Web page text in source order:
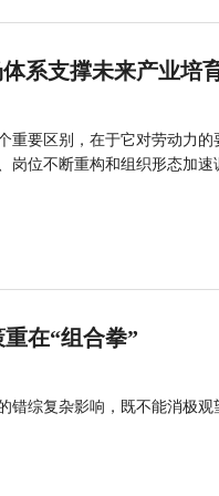
系支撑未来产业培
重要区别，在于它对劳动力
岗位不断重构和组织形态加速
在“组合拳”
错综复杂影响，既不能消极